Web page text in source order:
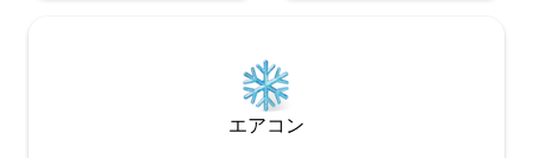
エアコン